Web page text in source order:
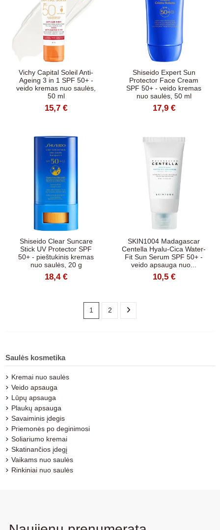
Vichy Capital Soleil Anti-
Ageing 3 in 1 SPF 50+ -
veido kremas nuo saulės,
50 ml
15,7 €
Shiseido Expert Sun
Protector Face Cream
SPF 50+ - veido kremas
nuo saulės, 50 ml
17,9 €
Shiseido Clear Suncare
Stick UV Protector SPF
50+ - pieštukinis kremas
nuo saulės, 20 g
18,4 €
SKIN1004 Madagascar
Centella Hyalu-Cica Water-
Fit Sun Serum SPF 50+ -
veido apsauga nuo...
10,5 €
1 2
Saulės kosmetika
Kremai nuo saulės
Veido apsauga
Lūpų apsauga
Plaukų apsauga
Savaiminis įdegis
Priemonės po deginimosi
Soliariumo kremai
Skatinančios įdegį
Vaikams nuo saulės
Rinkiniai nuo saulės